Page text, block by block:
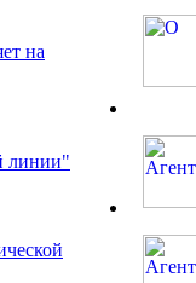
на
линии"